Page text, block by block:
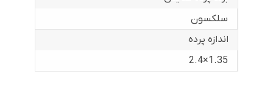
سلکسون
اندازه پرده
1.35×2.4